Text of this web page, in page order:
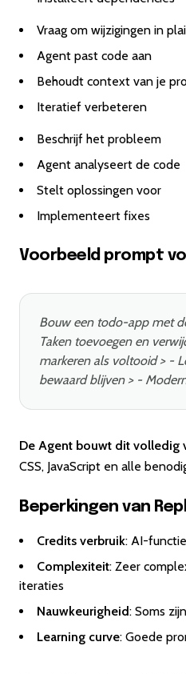
Vraag om wijzigingen in
Agent past code aan
Behoudt context van je
Iteratief verbeteren
Beschrijf het probleem
Agent analyseert de code
Stelt oplossingen voor
Implementeert fixes
Voorbeeld prompt
Bouw een todo-app met
Taken toevoegen en
markeren als voltooid > -
bewaard blijven > -
De Agent bouwt dit volledig
CSS, JavaScript en alle
Beperkingen van
Credits verbruik: AI-
Complexiteit: Zeer
iteraties
Nauwkeurigheid: Soms
Learning curve: Goede